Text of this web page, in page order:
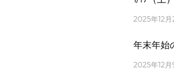
2025年12月
年末年始
2025年12月